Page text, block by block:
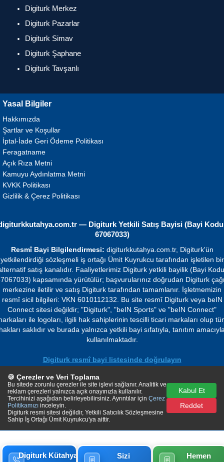
Digiturk Merkez
Digiturk Pazarlar
Digiturk Simav
Digiturk Şaphane
Digiturk Tavşanlı
Yasal Bilgiler
Hakkımızda
Şartlar ve Koşullar
İptal-İade Geri Ödeme Politikası
Feragatname
Açık Rıza Metni
Kamuyu Aydınlatma Metni
KVKK Politikası
Gizlilik & Çerez Politikası
— Digiturk Yetkili Satış Bayisi (Bayi
67067033)
Resmî Bayi Bilgilendirmesi: digiturkkutahya.com.tr, Digiturk'ün
yetkilendirdiği sözleşmeli iş ortağı Ümit Kuyrukcu tarafından işletilen bir
satış kanalıdır. Faaliyetlerimiz Digiturk yetkili bayilik (Bayi
kapsamında yürütülür; başvurularınız doğrudan Digiturk
merkezine iletilir ve satış Digiturk tarafından tamamlanır. İşletmemizin
resmî sicil bilgileri: VKN 6010112132. Bu site resmî Digiturk veya beIN
Connect sitesi değildir; "Digiturk", "beIN Sports" ve "beIN Connect"
ile logoları, ilgili hak sahiplerinin tescilli ticari markaları olup
saklıdır ve burada yalnızca yetkili bayi sıfatıyla, tanıtım
kullanılmaktadır.
Digiturk resmî bayi listesinde doğrulayın
© 2026 Ümit Kuyrukcu. Tüm hakları saklıdır.
🍪 Çerezler ve Veri Toplama
Bu sitede zorunlu çerezler ile site işlevi sağlanır. Analitik ve
reklam çerezleri yalnızca açık onayınızla kullanılır.
Tercihinizi aşağıdan belirleyebilirsiniz. Ayrıntılar için Çerez
Politikamızı inceleyin.
Digiturk resmi sitesi değildir, Yetkili Satıcılık Sözleşmesine
Sahip İş Ortağı Ümit Kuyrukcu'ya aittir.
Kabul Et
Reddet
Digiturk Kütahya
Sizi
Hemen